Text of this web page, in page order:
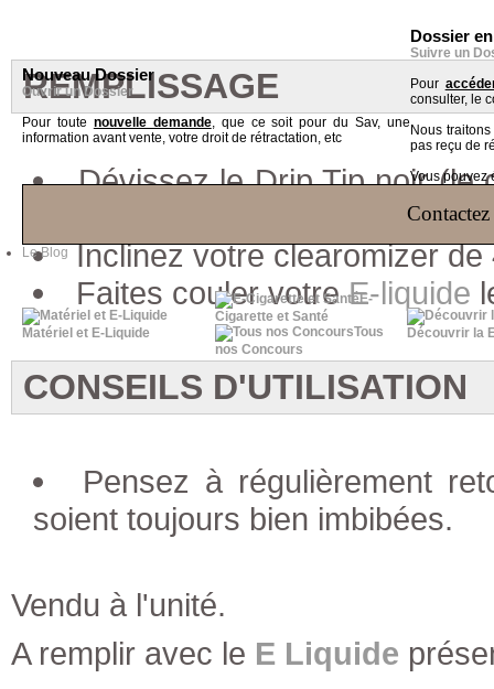
Nouveau Dossier
Ouvrir un Dossier
Pour toute nouvelle demande, que ce soit pour du Sav, une
information avant vente, votre droit de rétractation, etc
Dossier
Suivre un
Pour
consulter, le
Nous
pas reçu de
Vous pouvez
Le Blog
Matériel et E-Liquide
E-
Cigarette et Santé
Tous
nos Concours
Découvrir la
REMPLISSAGE
Dévissez le Drip Tip noir (le
tirer dessus mais bien dévisser
Inclinez votre clearomizer de
Faites couler votreE-liquide
CONSEILS D'UTILISATION
Pensez à régulièrement
soient toujours bien imbibées.
Vendu à l'unité.
A remplir avec le E Liquide